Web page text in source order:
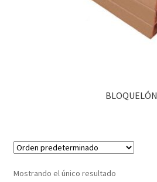
BLOQUELÓN
Mostrando el único resultado